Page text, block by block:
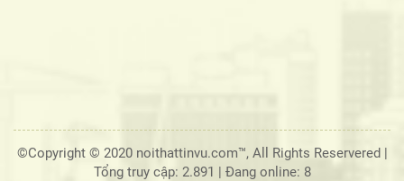
©Copyright © 2020 noithattinvu.com™, All Rights Reservered |
Tổng truy cập: 2.891 | Đang online: 8